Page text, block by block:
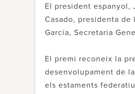
El president espanyol,
Casado, presidenta de
García, Secretaria
El premi reconeix la
desenvolupament de
els estaments